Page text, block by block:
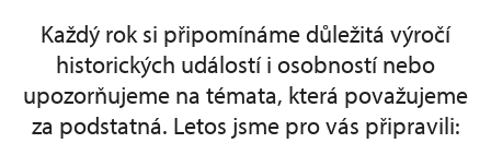
Každý rok si připomínáme důležitá výročí
historických událostí i osobností nebo
upozorňujeme na témata, která považujeme
za podstatná. Letos jsme pro vás připravili: